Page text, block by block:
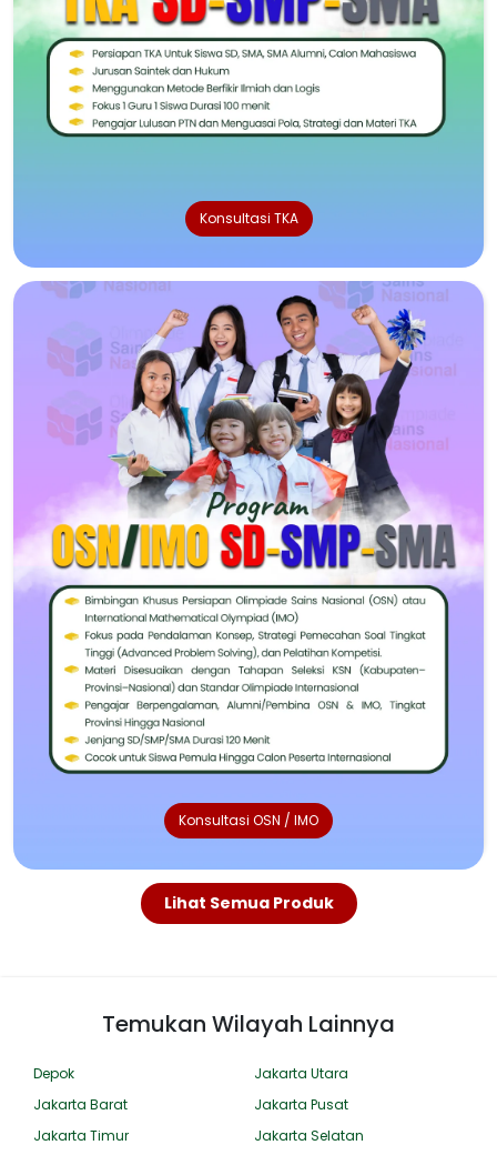
Konsultasi TKA
Konsultasi OSN / IMO
Lihat Semua Produk
Temukan Wilayah Lainnya
Depok
Jakarta Utara
Jakarta Barat
Jakarta Pusat
Jakarta Timur
Jakarta Selatan